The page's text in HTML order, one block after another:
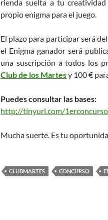
rienda suelta a tu
propio enigma para el juego.
El plazo para participar será del
el Enigma ganador será
una suscripción a todos los
Club de los Martesy 100 €
Puedes consultar las bases:
http://tinyurl.com/
Mucha suerte. Es tu
CLUBMARTES CONCURSO